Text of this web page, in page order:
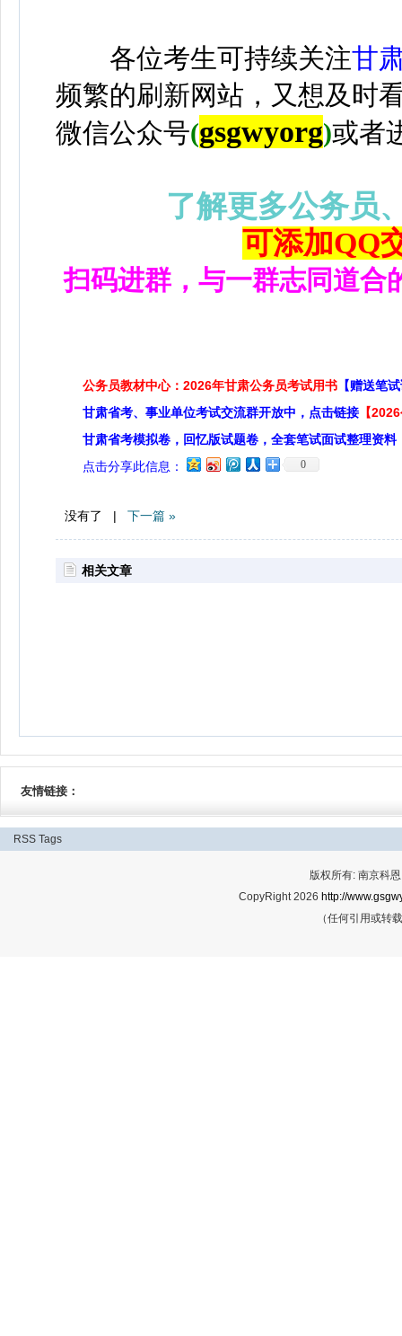
各位考生可持续关注甘
频繁的刷新网站，又想及时
微信公众号(gsgwyorg)或者
了解更多公务员
可添加QQ
扫码进群，与一群志同道合
公务员教材中心：2026年甘肃公务员考试用书 【赠送笔
甘肃省考、事业单位考试交流群开放中，点击链接 【
甘肃省考模拟卷，回忆版试题卷，全套笔试面试整理资料
点击分享此信息：
0
没有了 | 下一篇 »
相关文章
友情链接：
RSS Tags
版权所有: 南京科
CopyRight 2026 http://
（任何引用或转